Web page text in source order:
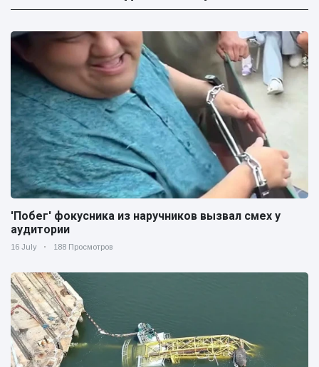
'Побег' фокусника из наручников вызвал смех у
аудитории
16 July 188 Просмотров